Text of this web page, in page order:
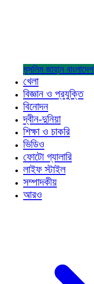
মুসলিম জাহান বাংলাদেশ
খেলা
বিজ্ঞান ও প্রযুক্তি
বিনোদন
দ্বীন-দুনিয়া
শিক্ষা ও চাকরি
ভিডিও
ফোটো গ্যালারি
লাইফ স্টাইল
সম্পাদকীয়
আরও